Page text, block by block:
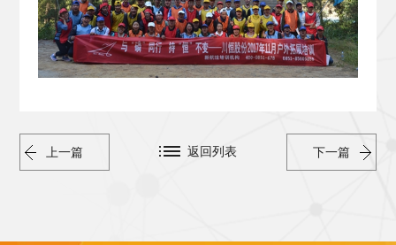
上一篇 下一篇
返回列表